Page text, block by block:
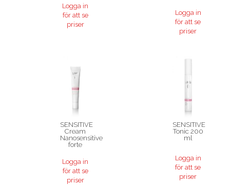
Logga in
för att se
priser
Logga in
för att se
priser
SENSITIVE
Cream
Nanosensitive
forte
Logga in
för att se
priser
SENSITIVE
Tonic 200
ml
Logga in
för att se
priser